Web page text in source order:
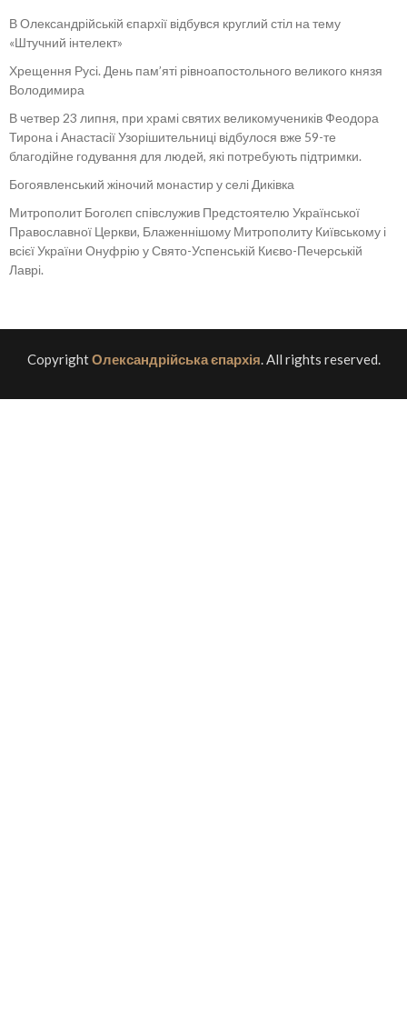
В Олександрійській єпархії відбувся круглий стіл на тему
«Штучний інтелект»
Хрещення Русі. День пам’яті рівноапостольного великого князя
Володимира
В четвер 23 липня, при храмі святих великомучеників Феодора
Тирона і Анастасії Узорішительниці відбулося вже 59-те
благодійне годування для людей, які потребують підтримки.
Богоявленський жіночий монастир у селі Диківка
Митрополит Боголєп співслужив Предстоятелю Української
Православної Церкви, Блаженнішому Митрополиту Київському і
всієї України Онуфрію у Свято-Успенській Києво-Печерській
Лаврі.
CopyrightОлександрійська єпархія. All rights reserved.